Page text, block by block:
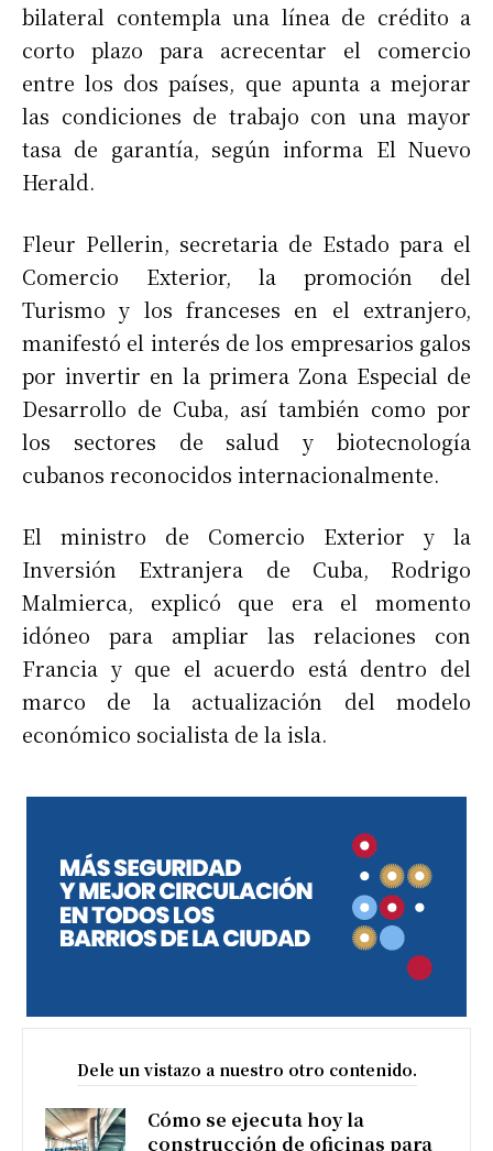
bilateral contempla una línea de crédito a
corto plazo para acrecentar el comercio
entre los dos países, que apunta a mejorar
las condiciones de trabajo con una mayor
tasa de garantía, según informa El Nuevo
Herald.
Fleur Pellerin, secretaria de Estado para el
Comercio Exterior, la promoción del
Turismo y los franceses en el extranjero,
manifestó el interés de los empresarios galos
por invertir en la primera Zona Especial de
Desarrollo de Cuba, así también como por
los sectores de salud y biotecnología
cubanos reconocidos internacionalmente.
El ministro de Comercio Exterior y la
Inversión Extranjera de Cuba, Rodrigo
Malmierca, explicó que era el momento
idóneo para ampliar las relaciones con
Francia y que el acuerdo está dentro del
marco de la actualización del modelo
económico socialista de la isla.
Dele un vistazo a nuestro otro contenido.
Cómo se ejecuta hoy la
construcción de oficinas para